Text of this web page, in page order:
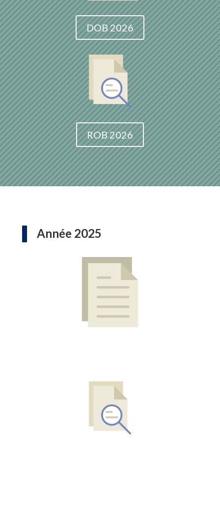
DOB 2026
ROB 2026
Année 2025